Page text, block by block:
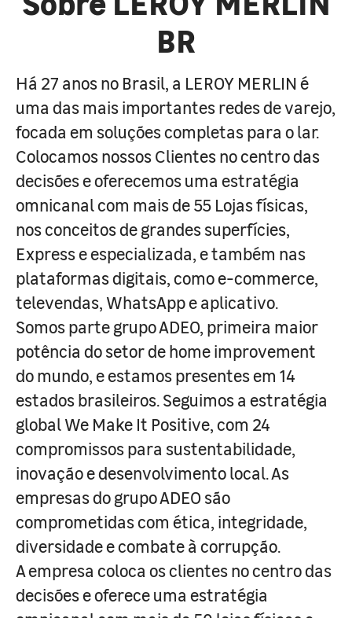
BR
Há 27 anos no Brasil, a LEROY MERLIN é
uma das mais importantes redes de varejo,
focada em soluções completas para o lar.
Colocamos nossos Clientes no centro das
decisões e oferecemos uma estratégia
omnicanal com mais de 55 Lojas físicas,
nos conceitos de grandes superfícies,
Express e especializada, e também nas
plataformas digitais, como e-commerce,
televendas, WhatsApp e aplicativo.
Somos parte grupo ADEO, primeira maior
potência do setor de home improvement
do mundo, e estamos presentes em 14
estados brasileiros. Seguimos a estratégia
global We Make It Positive, com 24
compromissos para sustentabilidade,
inovação e desenvolvimento local. As
empresas do grupo ADEO são
comprometidas com ética, integridade,
diversidade e combate à corrupção.
A empresa coloca os clientes no centro das
decisões e oferece uma estratégia